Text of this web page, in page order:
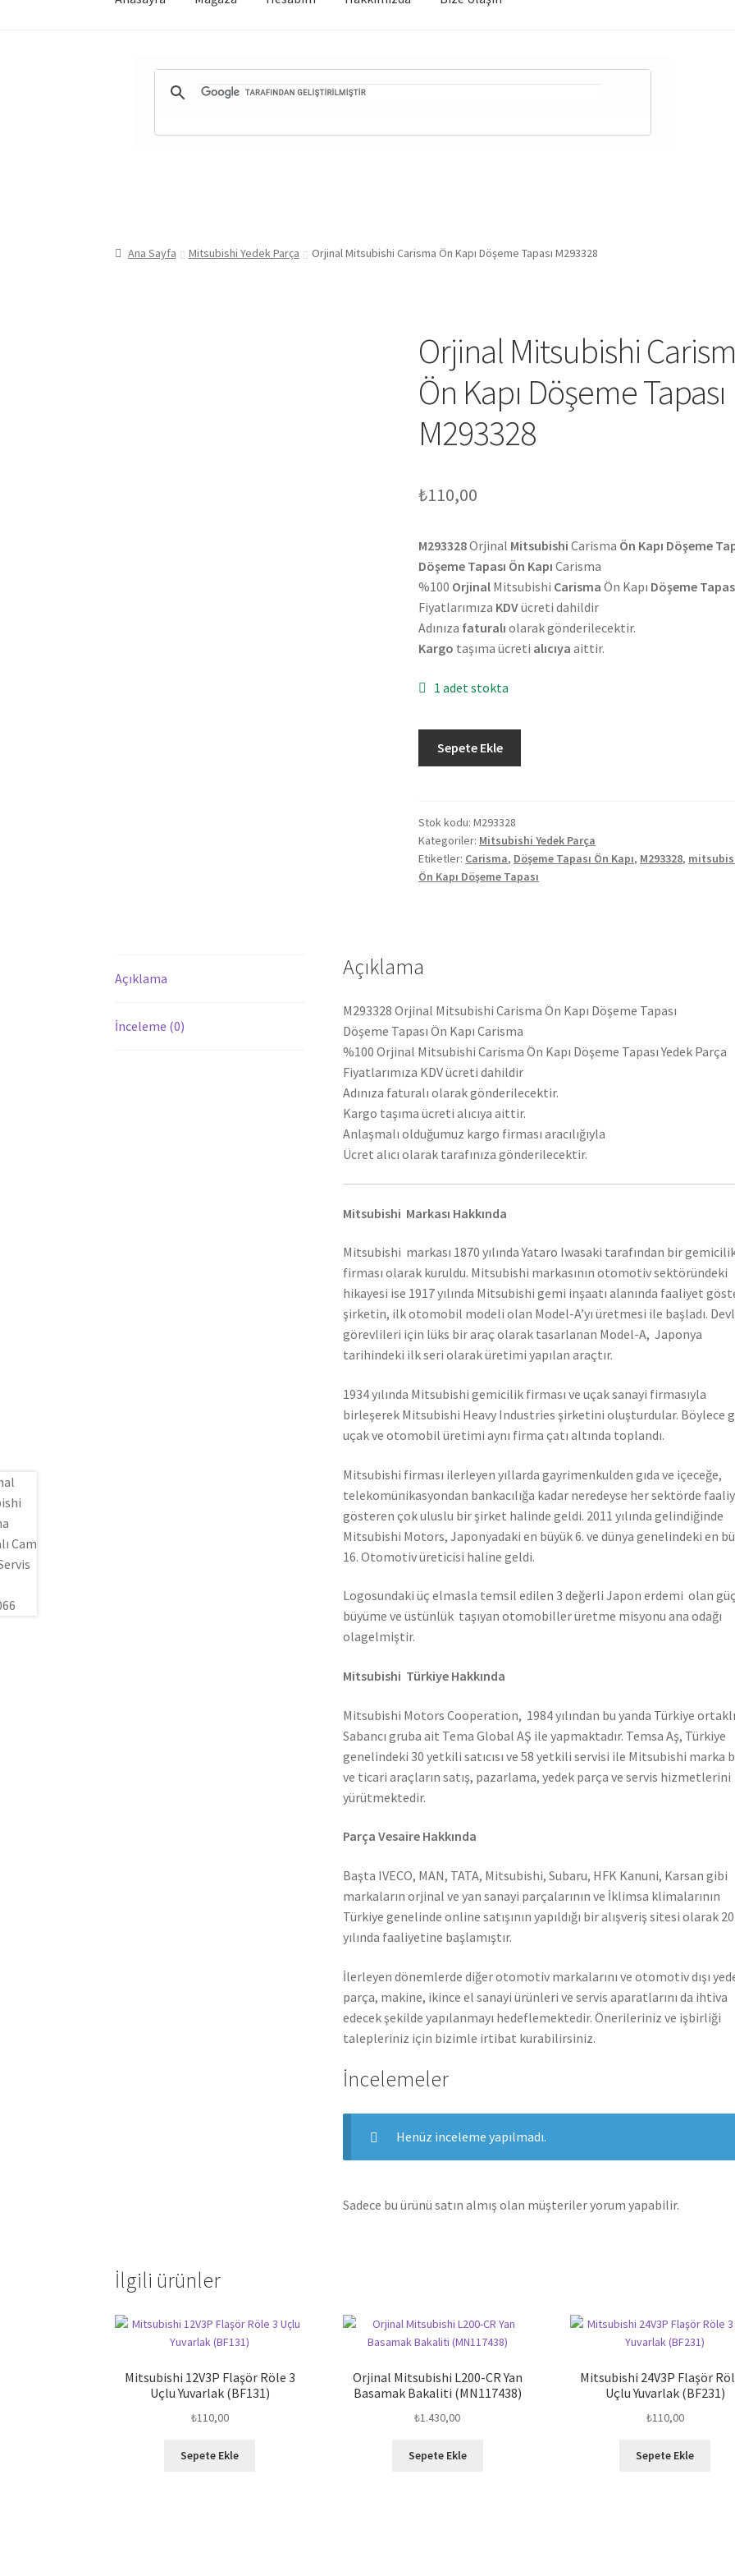
Ana Sayfa Mitsubishi Yedek Parça Orjinal Mitsubishi Carisma Ön Kapı Döşeme Tapası M293328
Orjinal Mitsubishi
Ön Kapı Döşeme Tapası
M293328
₺110,00
M293328Orjinal Mitsubishi Carisma Ön Kapı Döşeme
Döşeme Tapası Ön Kapı Carisma
%100 Orjinal Mitsubishi Carisma Ön Kapı Döşeme
Fiyatlarımıza KDVücreti dahildir
Adınıza faturalı olarak gönderilecektir.
Kargo taşıma ücreti alıcıya aittir.
1 adet stokta
Mitsubishi
Kapı
Döşeme
Tapası
M293328
Sepete Ekle
Stok kodu:M293328
Kategoriler: Mitsubishi Yedek Parça
Etiketler: Carisma, Döşeme Tapası Ön Kapı, M293328,
Ön Kapı Döşeme Tapası
Açıklama
İnceleme (0)
Açıklama
M293328 Orjinal Mitsubishi Carisma Ön Kapı Döşeme Tapası
Döşeme Tapası Ön Kapı Carisma
%100 Orjinal Mitsubishi Carisma Ön Kapı Döşeme Tapası Yedek Parça
Fiyatlarımıza KDV ücreti dahildir
Adınıza faturalı olarak gönderilecektir.
Kargo taşıma ücreti alıcıya aittir.
Anlaşmalı olduğumuz kargo firması aracılığıyla
Ücret alıcı olarak tarafınıza gönderilecektir.
Mitsubishi Markası Hakkında
Mitsubishi markası 1870 yılında Yataro Iwasaki tarafından bir
firması olarak kuruldu. Mitsubishi markasının otomotiv sektöründeki
hikayesi ise 1917 yılında Mitsubishi gemi inşaatı alanında faaliyet
şirketin, ilk otomobil modeli olan Model-A’yı üretmesi ile başladı.
görevlileri için lüks bir araç olarak tasarlanan Model-A, Japonya
tarihindeki ilk seri olarak üretimi yapılan araçtır.
1934 yılında Mitsubishi gemicilik firması ve uçak sanayi firmasıyla
birleşerek Mitsubishi Heavy Industries şirketini oluşturdular. Böylece
uçak ve otomobil üretimi aynı firma çatı altında toplandı.
Mitsubishi firması ilerleyen yıllarda gayrimenkulden gıda ve içeceğe,
telekomünikasyondan bankacılığa kadar neredeyse her sektörde
gösteren çok uluslu bir şirket halinde geldi. 2011 yılında gelindiğinde
Mitsubishi Motors, Japonyadaki en büyük 6. ve dünya genelindeki en
16. Otomotiv üreticisi haline geldi.
Logosundaki üç elmasla temsil edilen 3 değerli Japon erdemi olan
büyüme ve üstünlük taşıyan otomobiller üretme misyonu ana odağı
olagelmiştir.
Mitsubishi Türkiye Hakkında
Mitsubishi Motors Cooperation, 1984 yılından bu yanda Türkiye
Sabancı gruba ait Tema Global AŞ ile yapmaktadır. Temsa Aş, Türkiye
genelindeki 30 yetkili satıcısı ve 58 yetkili servisi ile Mitsubishi marka
ve ticari araçların satış, pazarlama, yedek parça ve servis hizmetlerini
yürütmektedir.
Parça Vesaire Hakkında
Başta IVECO, MAN, TATA, Mitsubishi, Subaru, HFK Kanuni, Karsan gibi
markaların orjinal ve yan sanayi parçalarının ve İklimsa klimalarının
Türkiye genelinde online satışının yapıldığı bir alışveriş sitesi olarak
yılında faaliyetine başlamıştır.
İlerleyen dönemlerde diğer otomotiv markalarını ve otomotiv dışı
parça, makine, ikince el sanayi ürünleri ve servis aparatlarını da ihtiva
edecek şekilde yapılanmayı hedeflemektedir. Önerileriniz ve işbirliği
talepleriniz için bizimle irtibat kurabilirsiniz.
İncelemeler
Henüz inceleme yapılmadı.
Sadece bu ürünü satın almış olan müşteriler yorum yapabilir.
İlgili ürünler
Mitsubishi 12V3P Flaşör Röle 3
Uçlu Yuvarlak (BF131)
₺110,00
Sepete Ekle
Orjinal Mitsubishi L200-CR Yan
Basamak Bakaliti (MN117438)
₺1.430,00
Sepete Ekle
Mitsubishi 24V3P Flaşör
Uçlu Yuvarlak (BF231)
₺110,00
Sepete Ekle